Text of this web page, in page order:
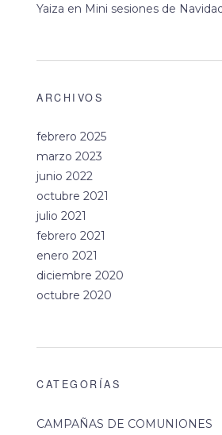
Yaiza en Mini sesiones de
ARCHIVOS
febrero 2025
marzo 2023
junio 2022
octubre 2021
julio 2021
febrero 2021
enero 2021
diciembre 2020
octubre 2020
CATEGORÍAS
CAMPAÑAS DE COMUNIONES